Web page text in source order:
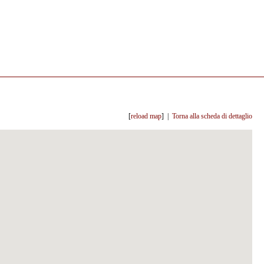
[reload map] | Torna alla scheda di dettaglio